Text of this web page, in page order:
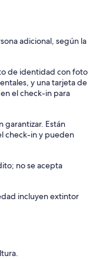
adicional, según la
de identidad con foto
y una tarjeta de
el check-in para
garantizar. Están
check-in y pueden
no se acepta
incluyen extintor